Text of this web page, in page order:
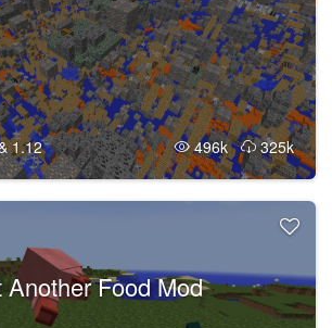
1.12 496k 325k
Another Food Mod